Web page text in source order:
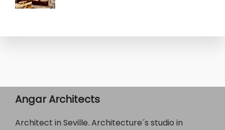
Angar Architects
Architect in Seville. Architecture´s studio in